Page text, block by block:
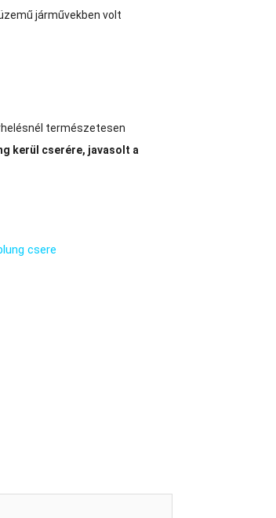
járművekben volt
természetesen
kerül cserére, javasolt a